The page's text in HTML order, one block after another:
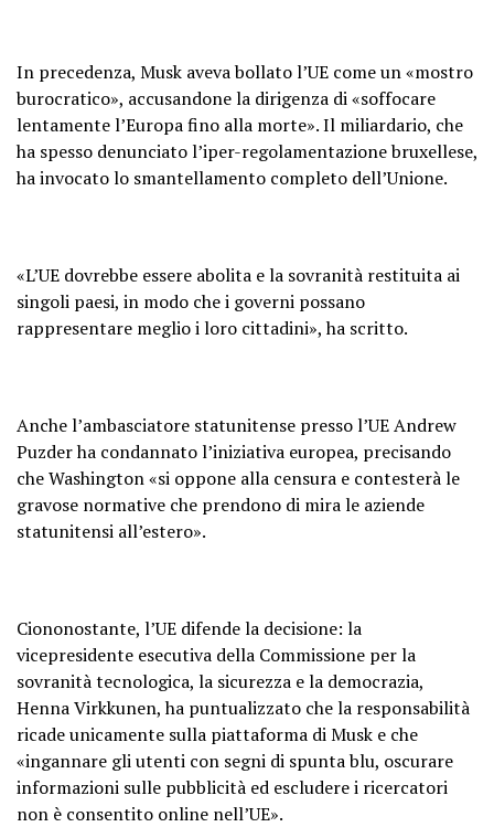
In precedenza, Musk aveva bollato l’UE come un «mostro
burocratico», accusandone la dirigenza di «soffocare
lentamente l’Europa fino alla morte». Il miliardario, che
ha spesso denunciato l’iper-regolamentazione bruxellese,
ha invocato lo smantellamento completo dell’Unione.
«L’UE dovrebbe essere abolita e la sovranità restituita ai
singoli paesi, in modo che i governi possano
rappresentare meglio i loro cittadini», ha scritto.
Anche l’ambasciatore statunitense presso l’UE Andrew
Puzder ha condannato l’iniziativa europea, precisando
che Washington «si oppone alla censura e contesterà le
gravose normative che prendono di mira le aziende
statunitensi all’estero».
Ciononostante, l’UE difende la decisione: la
vicepresidente esecutiva della Commissione per la
sovranità tecnologica, la sicurezza e la democrazia,
Henna Virkkunen, ha puntualizzato che la responsabilità
ricade unicamente sulla piattaforma di Musk e che
«ingannare gli utenti con segni di spunta blu, oscurare
informazioni sulle pubblicità ed escludere i ricercatori
non è consentito online nell’UE».